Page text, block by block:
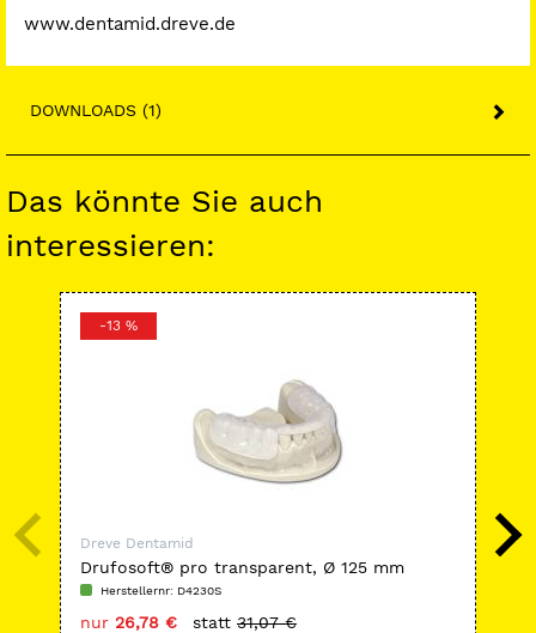
www.dentamid.dreve.de
DOWNLOADS (1)
Das könnte Sie auch
interessieren:
-13 %
Dreve Dentamid
Drufosoft® pro transparent, Ø 125 mm
(rund)
Herstellernr: D4230S
nur 26,78 € statt 31,07 €